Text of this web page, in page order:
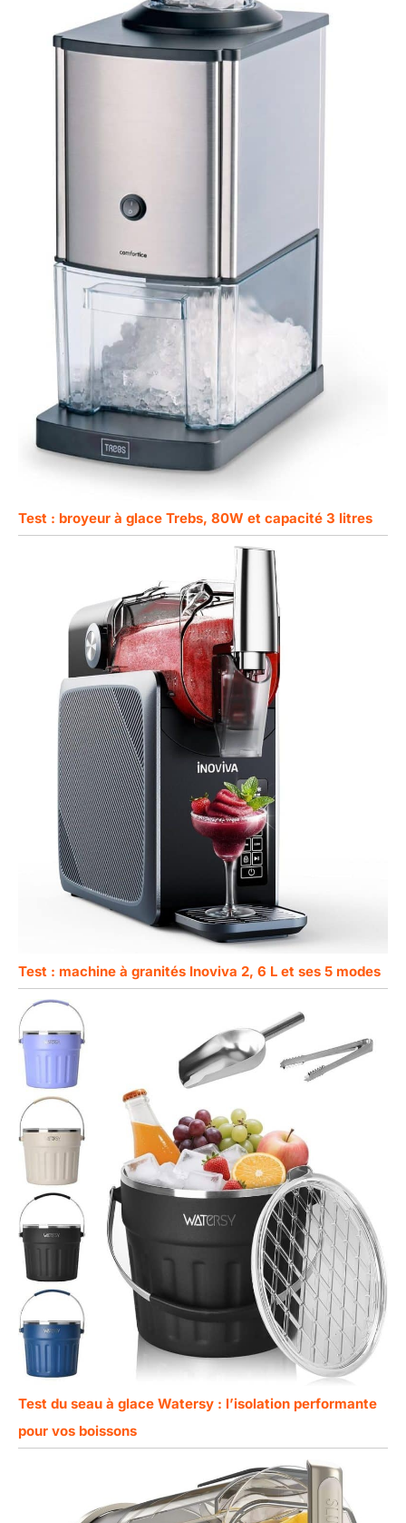
Test : broyeur à glace Trebs, 80W et capacité 3 litres
Test : machine à granités Inoviva 2, 6 L et ses 5 modes
Test du seau à glace Watersy : l’isolation performante
pour vos boissons